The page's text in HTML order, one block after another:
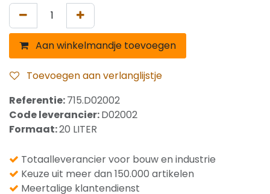
Aan winkelmandje toevoegen
Toevoegen aan verlanglijstje
Referentie:715.D02002
Code leverancier:D02002
Formaat:20 LITER
Totaalleverancier voor bouw en industrie
Keuze uit meer dan 150.000 artikelen
Meertalige klantendienst